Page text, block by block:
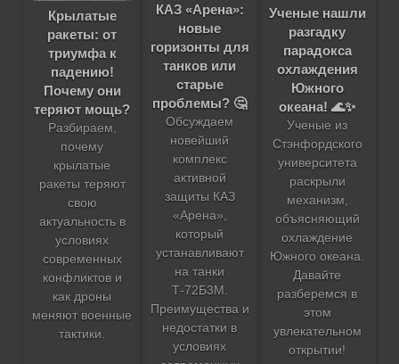
Крылатые
ракеты: от
триумфа к
падению!
Почему они
теряют мощь?
Разбираем,
почему
крылатые
ракеты теряют
свою
актуальность в
условиях
современных
конфликтов и
как дроны
меняют военные
тактики.
КАЗ «Арена»:
новые
горизонты для
танков или
старые
проблемы? 🤔
Обсуждаем
новейший
комплекс
активной
защиты КАЗ
«Арена»,
который
устанавливают
на танки
Т-72Б3М.
Преимущества и
недостатки в
условиях
Ученые нашли
разгадку
парадокса
охлаждения
Южного
океана! 🌊✨
Ученые из
Стэнфордского
университета
раскрыли
механизм,
объясняющий
охлаждение
Южного океана.
Давайте
разберемся в
этом
увлекательном
открытии!